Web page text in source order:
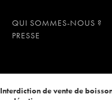
QUI SOMMES-NOUS ?
PRESSE
Interdiction de vente de